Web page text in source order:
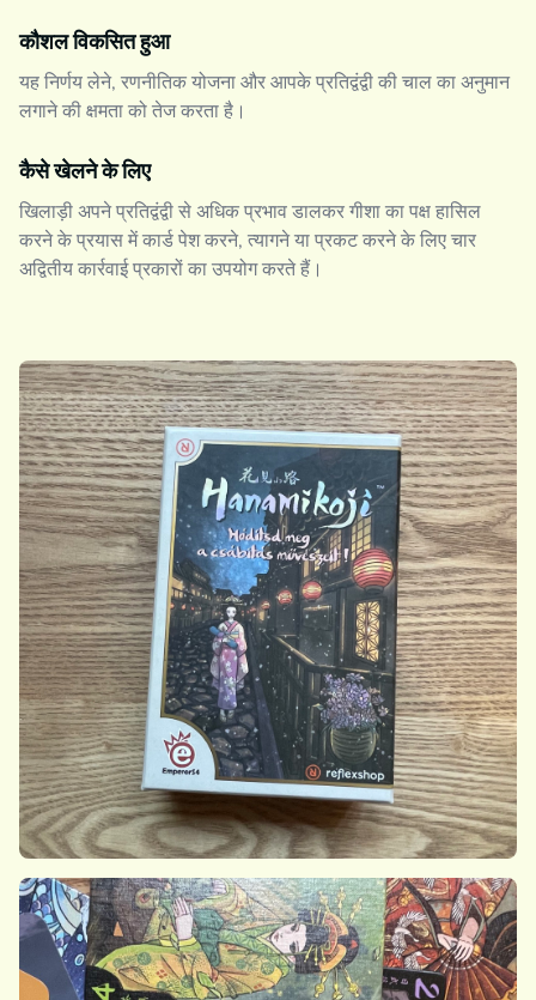
कौशल विकसित हुआ
यह निर्णय लेने, रणनीतिक योजना और आपके प्रतिद्वंद्वी की चाल का अनुमान
लगाने की क्षमता को तेज करता है।
कैसे खेलने के लिए
खिलाड़ी अपने प्रतिद्वंद्वी से अधिक प्रभाव डालकर गीशा का पक्ष हासिल
करने के प्रयास में कार्ड पेश करने, त्यागने या प्रकट करने के लिए चार
अद्वितीय कार्रवाई प्रकारों का उपयोग करते हैं।